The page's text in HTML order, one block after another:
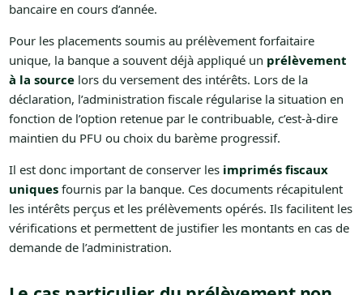
bancaire en cours d’année.
Pour les placements soumis au prélèvement forfaitaire
unique, la banque a souvent déjà appliqué un prélèvement
à la sourcelors du versement des intérêts. Lors de la
déclaration, l’administration fiscale régularise la situation en
fonction de l’option retenue par le contribuable, c’est-à-dire
maintien du PFU ou choix du barème progressif.
Il est donc important de conserver les imprimés fiscaux
uniquesfournis par la banque. Ces documents récapitulent
les intérêts perçus et les prélèvements opérés. Ils facilitent les
vérifications et permettent de justifier les montants en cas de
demande de l’administration.